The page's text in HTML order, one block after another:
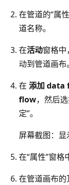
在管道的“属
道名称。
在活动窗格
动到管道画布。
在 添加 data
flow，然后
定”。
屏幕截图：显
在“属性”窗格
在管道画布